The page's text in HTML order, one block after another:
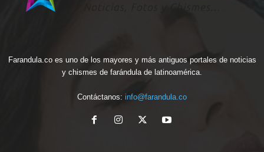
Farandula.co es uno de los mayores y más antiguos portales de noticias
y chismes de farándula de latinoamérica.
Contáctanos: info@farandula.co